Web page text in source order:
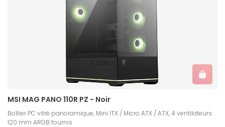
MSI MAG PANO 110R PZ - Noir
Boîtier PC vitré panoramique, Mini ITX / Micro ATX / ATX, 4 ventilateurs
120 mm ARGB fournis